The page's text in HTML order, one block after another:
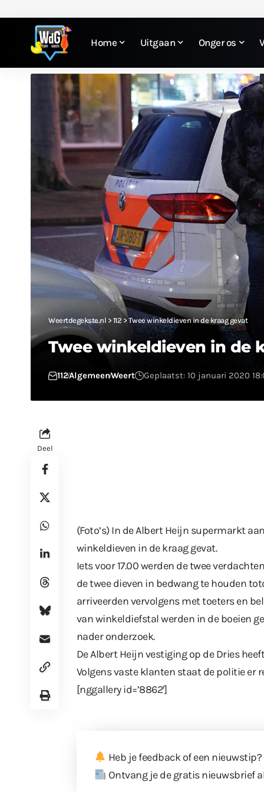
Home Uitgaan Onger os
Weertdegekste.nl > 112 > Twee winkeldieven in de kraag gevat
Twee winkeldieven in de
112AlgemeenWeert Geplaatst: 10 januari 2020
Deel
(Foto’s) In de Albert Heijn supermarkt
winkeldieven in de kraag gevat.
Iets voor 17.00 werden de twee
de twee dieven in bedwang te houden
arriveerden vervolgens met toeters en
van winkeldiefstal werden in de boeien
nader onderzoek.
De Albert Heijn vestiging op de Dries
Volgens vaste klanten staat de politie er
[nggallery id=’8862′]
Heb je feedback of een nieuwstip?
Ontvang je de gratis nieuwsbrief